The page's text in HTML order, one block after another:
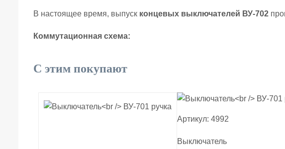
В настоящее время, выпуск концевых выключателей ВУ-702
Коммутационная схема:
С этим покупают
Артикул: 4992
Выключатель